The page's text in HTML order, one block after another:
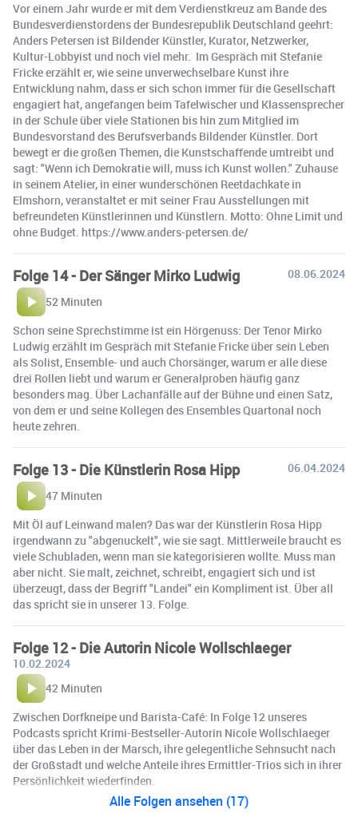
Vor einem Jahr wurde er mit dem Verdienstkreuz am Bande des
Bundesverdienstordens der Bundesrepublik Deutschland geehrt:
Anders Petersen ist Bildender Künstler, Kurator, Netzwerker,
Kultur-Lobbyist und noch viel mehr. Im Gespräch mit Stefanie
Fricke erzählt er, wie seine unverwechselbare Kunst ihre
Entwicklung nahm, dass er sich schon immer für die Gesellschaft
engagiert hat, angefangen beim Tafelwischer und Klassensprecher
in der Schule über viele Stationen bis hin zum Mitglied im
Bundesvorstand des Berufsverbands Bildender Künstler. Dort
bewegt er die großen Themen, die Kunstschaffende umtreibt und
sagt: "Wenn ich Demokratie will, muss ich Kunst wollen." Zuhause
in seinem Atelier, in einer wunderschönen Reetdachkate in
Elmshorn, veranstaltet er mit seiner Frau Ausstellungen mit
befreundeten Künstlerinnen und Künstlern. Motto: Ohne Limit und
ohne Budget. https://www.anders-petersen.de/
Folge 14 - Der Sänger Mirko Ludwig
08.06.2024
52 Minuten
Schon seine Sprechstimme ist ein Hörgenuss: Der Tenor Mirko
Ludwig erzählt im Gespräch mit Stefanie Fricke über sein Leben
als Solist, Ensemble- und auch Chorsänger, warum er alle diese
drei Rollen liebt und warum er Generalproben häufig ganz
besonders mag. Über Lachanfälle auf der Bühne und einen Satz,
von dem er und seine Kollegen des Ensembles Quartonal noch
heute zehren.
Folge 13 - Die Künstlerin Rosa Hipp
06.04.2024
47 Minuten
Mit Öl auf Leinwand malen? Das war der Künstlerin Rosa Hipp
irgendwann zu "abgenuckelt", wie sie sagt. Mittlerweile braucht es
viele Schubladen, wenn man sie kategorisieren wollte. Muss man
aber nicht. Sie malt, zeichnet, schreibt, engagiert sich und ist
überzeugt, dass der Begriff "Landei" ein Kompliment ist. Über all
das spricht sie in unserer 13. Folge.
Folge 12 - Die Autorin Nicole Wollschlaeger
10.02.2024
42 Minuten
Zwischen Dorfkneipe und Barista-Café: In Folge 12 unseres
Podcasts spricht Krimi-Bestseller-Autorin Nicole Wollschlaeger
über das Leben in der Marsch, ihre gelegentliche Sehnsucht nach
der Großstadt und welche Anteile ihres Ermittler-Trios sich in ihrer
Persönlichkeit wiederfinden.
Alle Folgen ansehen (17)